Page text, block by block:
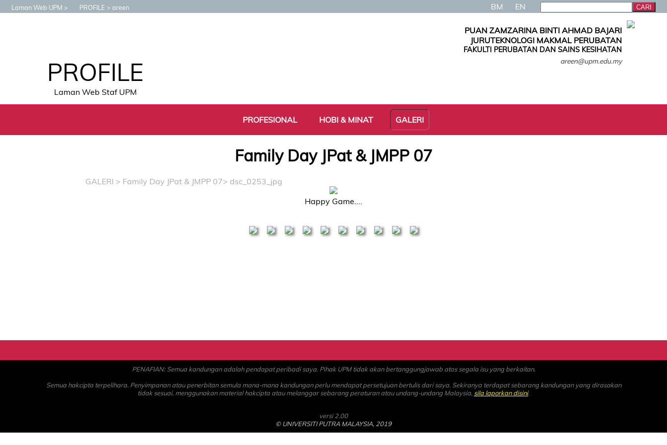
Laman Web UPM PROFILE areen BM EN
PROFILE
Laman Web Staf UPM
PUAN ZAMZARINA BINTI AHMAD BAJARI
JURUTEKNOLOGI MAKMAL PERUBATAN
FAKULTI PERUBATAN DAN SAINS KESIHATAN
areen@upm.edu.my
PROFESIONAL HOBI & MINAT GALERI
Family Day JPat & JMPP 07
GALERI > Family Day JPat & JMPP 07> dsc_0253_jpg
Happy Game....
PENAFIAN: Semua kandungan adalah pendapat peribadi saya. Pihak UPM tidak akan bertanggungjawab atas segala isu yang berkaitan.
Semua hakcipta terpelihara. Penyimpanan atau penerbitan semula mana-mana kandungan perlu mendapat persetujuan bertulis dari saya. Sekiranya terdapat sebarang kandungan yang dirasakan
tidak sesuai, menggunakan material hakcipta atau melanggar sebarang peraturan atau undang-undang Malaysia, sila laporkan disini.
versi 2.00
© UNIVERSITI PUTRA MALAYSIA, 2019